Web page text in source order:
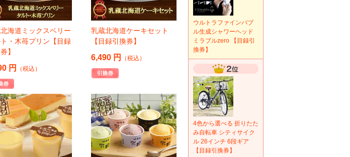
海道ミックスベリー
・木苺プリン【目録
】
円 （税込）
乳蔵北海道ケーキセット
【目録引換券】
6,490 円 （税込）
ウルトラファインバブ
ル生成シャワーヘッド
ミラブルzero 【目録引
換券】
4色から選べる 折りたた
み自転車 シティサイク
ル 26インチ 6段ギア
【目録引換券】